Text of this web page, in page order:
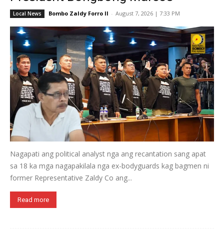
Local News Bombo Zaldy Forro II - August 7, 2026 | 7:33 PM
Nagapati ang political analyst nga ang recantation sang apat
sa 18 ka mga nagapakilala nga ex-bodyguards kag bagmen ni
former Representative Zaldy Co ang...
Read more